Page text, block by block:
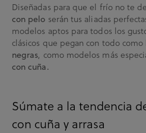
Diseñadas para que el frío no te
con pelo serán tus aliadas
modelos aptos para todos los
clásicos que pegan con todo como
negras, como modelos más
con cuña.
Súmate a la tendencia
con cuña y arrasa